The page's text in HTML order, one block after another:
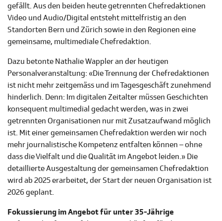
gefällt. Aus den beiden heute getrennten Chefredaktionen
Video und Audio/Digital entsteht mittelfristig an den
Standorten Bern und Zürich sowie in den Regionen eine
gemeinsame, multimediale Chefredaktion.
Dazu betonte Nathalie Wappler an der heutigen
Personalveranstaltung: «Die Trennung der Chefredaktionen
ist nicht mehr zeitgemäss und im Tagesgeschäft zunehmend
hinderlich. Denn: Im digitalen Zeitalter müssen Geschichten
konsequent multimedial gedacht werden, was in zwei
getrennten Organisationen nur mit Zusatzaufwand möglich
ist. Mit einer gemeinsamen Chefredaktion werden wir noch
mehr journalistische Kompetenz entfalten können – ohne
dass die Vielfalt und die Qualität im Angebot leiden.» Die
detaillierte Ausgestaltung der gemeinsamen Chefredaktion
wird ab 2025 erarbeitet, der Start der neuen Organisation ist
2026 geplant.
Fokussierung im Angebot für unter 35-Jährige